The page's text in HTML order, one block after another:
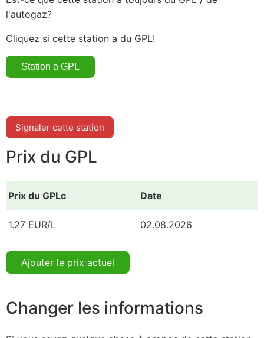
l'autogaz?
Cliquez si cette station a du GPL!
Signaler cette station
Prix du GPL
Prix du GPLc Date
1.27 EUR/L 02.08.2026
Ajouter le prix actuel
Changer les informations